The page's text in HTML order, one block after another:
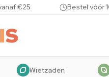
€25 Bestel vóór
Wietzaden